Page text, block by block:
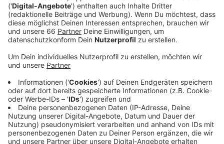
Veröffentlicht:Dienstag, 14.02.2023 04:53
Anzeige
Es ist geplant, dass in den kommenden Jahren immer
mehr Photovoltaik-Anlagen auf den Dächern installiert
werden. Auf allen neuen Schulen zum Beispiel. Aber die
Stadt möchte letztendlich auf allen geeigneten
Dächern, die ihr gehören, Solarmodule montieren. So
wie sie es auf dem Eisstadion an der Brehmstraße
getan hat, wo jetzt ihre bisher größte Photovoltaik-